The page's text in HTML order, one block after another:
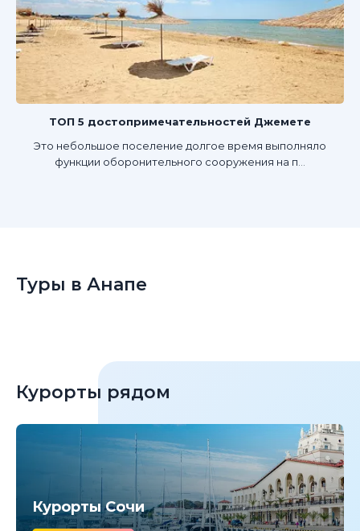
ТОП 5 достопримечательностей Джемете
Это небольшое поселение долгое время выполняло
функции оборонительного сооружения на п...
Туры в Анапе
Курорты рядом
Курорты Сочи